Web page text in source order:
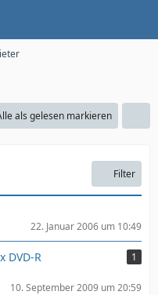
als gelesen markieren
Filter
22. Januar 2006 um 10:49
DVD-R
1
10. September 2009 um 20:59